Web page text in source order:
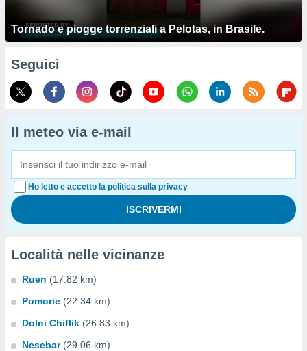
Tornado e piogge torrenziali a Pelotas, in Brasile.
Seguici
Il meteo via e-mail
Ho letto e accetto la politica sulla privacy
Località nelle vicinanze
Ruen (17.82 km)
Pomorie (22.34 km)
Dolni Chiflik (26.83 km)
Nesebar (29.06 km)